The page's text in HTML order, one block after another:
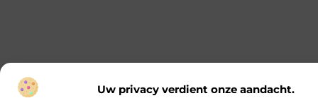
Uw privacy verdient onze aandacht.